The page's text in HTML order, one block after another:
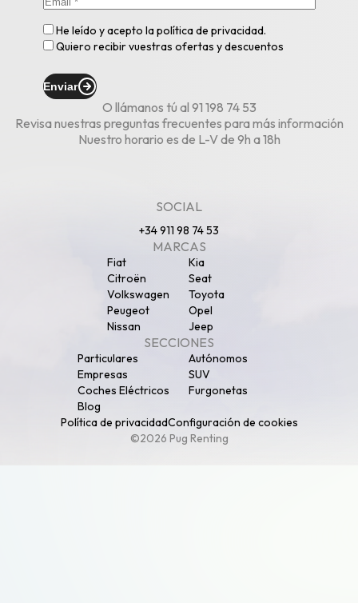
He leído y acepto lapolítica de privacidad.
Quiero recibir vuestras ofertas y descuentos
Enviar
O llámanos tú al 91 198 74 53
Revisa nuestras preguntas frecuentes para más información
Nuestro horario es de L-V de 9h a 18h
SOCIAL
+34 911 98 74 53
MARCAS
Fiat
Kia
Citroën
Seat
Volkswagen
Toyota
Peugeot
Opel
Nissan
Jeep
SECCIONES
Particulares
Autónomos
Empresas
SUV
Coches Eléctricos
Furgonetas
Blog
Política de privacidadConfiguración de cookies
©2026 Pug Renting